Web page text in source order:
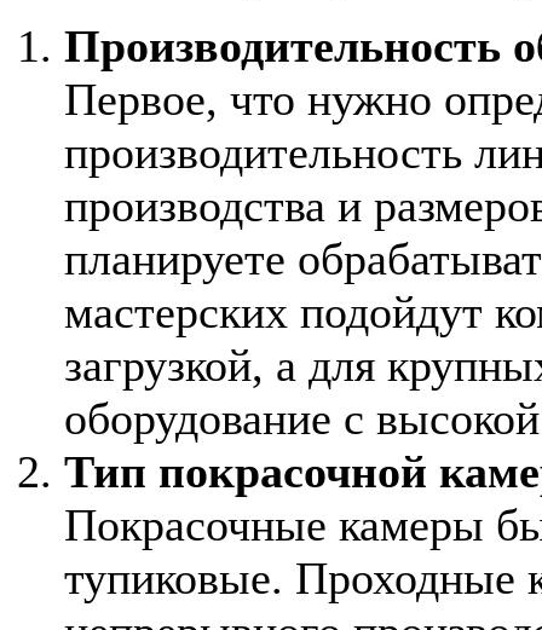
Производительность
Первое, что нужно
производительность
производства и
планируете
мастерских подойдут
загрузкой, а для
оборудование с
Тип покрасочной
Покрасочные камеры
тупиковые. Проходные